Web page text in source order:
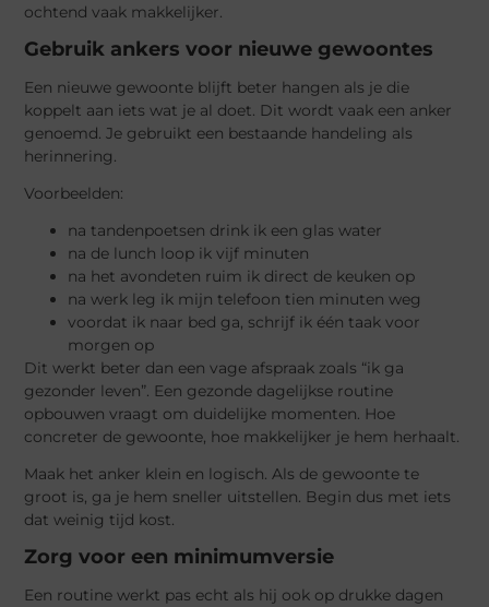
ochtend vaak makkelijker.
Gebruik ankers voor nieuwe gewoontes
Een nieuwe gewoonte blijft beter hangen als je die
koppelt aan iets wat je al doet. Dit wordt vaak een anker
genoemd. Je gebruikt een bestaande handeling als
herinnering.
Voorbeelden:
na tandenpoetsen drink ik een glas water
na de lunch loop ik vijf minuten
na het avondeten ruim ik direct de keuken op
na werk leg ik mijn telefoon tien minuten weg
voordat ik naar bed ga, schrijf ik één taak voor
morgen op
Dit werkt beter dan een vage afspraak zoals “ik ga
gezonder leven”. Een gezonde dagelijkse routine
opbouwen vraagt om duidelijke momenten. Hoe
concreter de gewoonte, hoe makkelijker je hem herhaalt.
Maak het anker klein en logisch. Als de gewoonte te
groot is, ga je hem sneller uitstellen. Begin dus met iets
dat weinig tijd kost.
Zorg voor een minimumversie
Een routine werkt pas echt als hij ook op drukke dagen